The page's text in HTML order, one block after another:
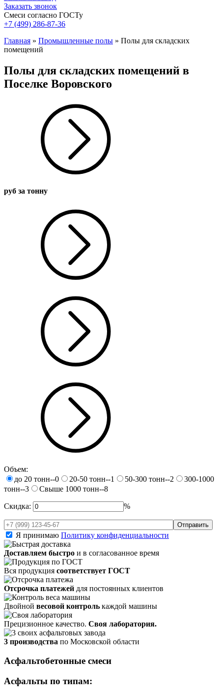
Заказать звонок
Смеси согласно ГОСТу
+7 (499) 286-87-36
Главная » Промышленные полы » Полы для складских
помещений
Полы для складских помещений в
Поселке Воровского
руб за тонну
Объем:
до 20 тонн--0
20-50 тонн--1 50-300 тонн--2
300-1000
тонн--3
Свыше 1000 тонн--8
Скидка: %
Я принимаю Политику конфиденциальности
Доставляем быстро и в согласованное время
Вся продукция соответствует ГОСТ
Отсрочка платежей для постоянных клиентов
Двойной весовой контроль каждой машины
Прецизионное качество. Своя лаборатория.
3 производства по Московской области
Асфальтобетонные смеси
Асфальты по типам: